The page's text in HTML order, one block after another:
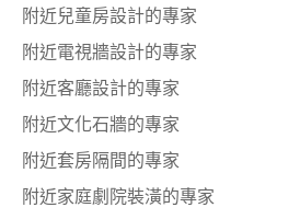
附近兒童房設計的專家
附近電視牆設計的專家
附近客廳設計的專家
附近文化石牆的專家
附近套房隔間的專家
附近家庭劇院裝潢的專家